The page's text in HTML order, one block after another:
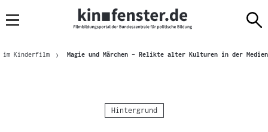
Navigation
zum
zur
amBrotkrümelnavigation
im Kinderfilm Magie und Märchen – Relikte alter Kulturen in der
Kategorie:
Hintergrund